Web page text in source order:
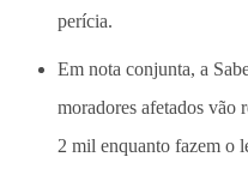
perícia.
Em nota conjunta, a
moradores afetados vão
2 mil enquanto fazem o